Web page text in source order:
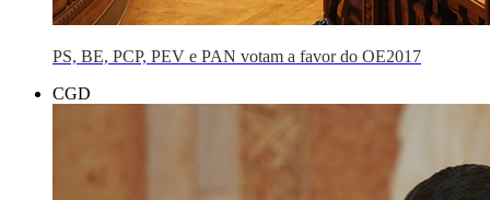
PS, BE, PCP, PEV e PAN votam a favor do OE2017
CGD